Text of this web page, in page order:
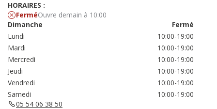
HORAIRES :
FerméOuvre demain à 10:00
Dimanche
Fermé
Lundi
10:00-19:00
Mardi
10:00-19:00
Mercredi
10:00-19:00
Jeudi
10:00-19:00
Vendredi
10:00-19:00
Samedi
10:00-19:00
05 54 06 38 50